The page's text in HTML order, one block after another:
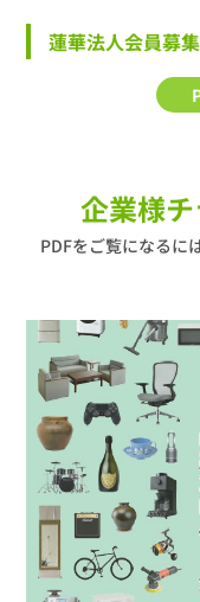
蓮華法人会員募
企業様
PDFをご覧になるには